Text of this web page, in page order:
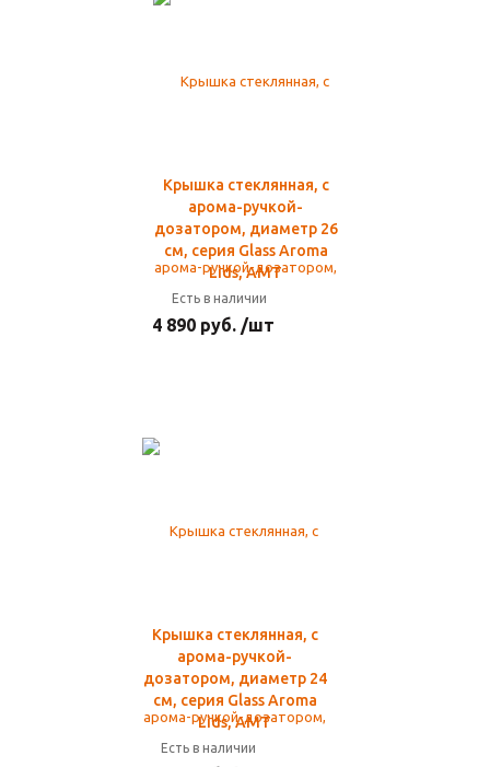
Крышка стеклянная, с
арома-ручкой-
дозатором, диаметр 26
см, серия Glass Aroma
Lids, AMT
Есть в наличии
4 890 руб. /шт
Крышка стеклянная, с
арома-ручкой-
дозатором, диаметр 24
см, серия Glass Aroma
Lids, AMT
Есть в наличии